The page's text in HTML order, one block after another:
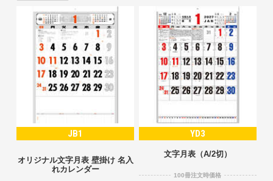
JB1
オリジナル文字月表 壁掛け 名入
れカレンダー
YD3
文字月表（A/2切）
100冊注文時価格